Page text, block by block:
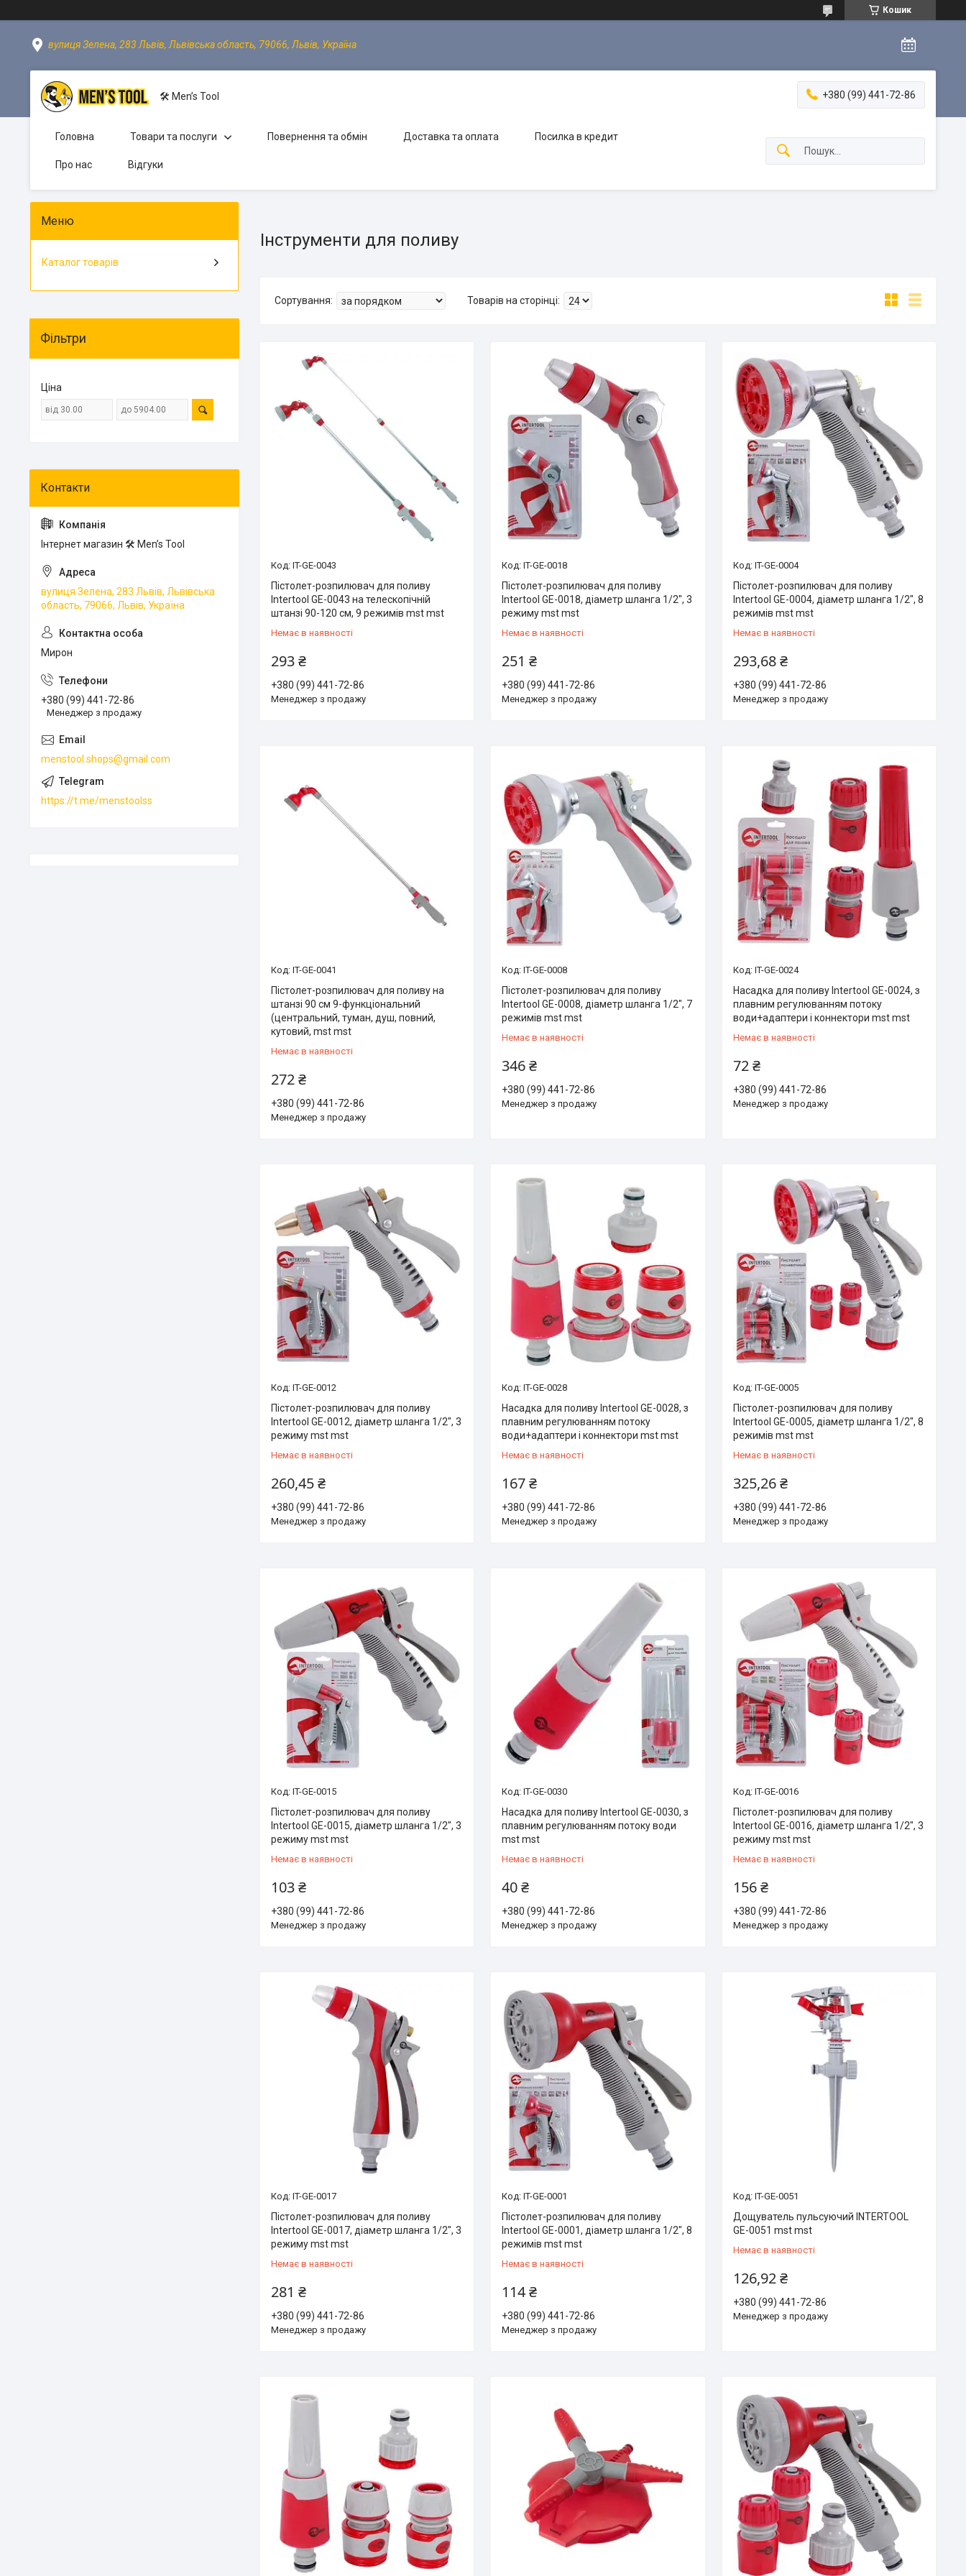
Кошик
вулиця Зелена, 283 Львів, Львівська область, 79066, Львів, Україна
🛠 Men’s Tool +380 (99) 441-72-86
Головна Товари та послуги Повернення та обмін Доставка та оплата Посилка в кредит
Про нас Відгуки
Інструменти для поливу
IT-GE-0043
Пістолет-розпилювач для поливу
Intertool GE-0043 на телескопічній
штанзі 90-120 см, 9 режимів mst mst
Немає в наявності
293 ₴
+380 (99) 441-72-86
Менеджер з продажу
IT-GE-0018
Пістолет-розпилювач для поливу
Intertool GE-0018, діаметр шланга 1/2", 3
режиму mst mst
Немає в наявності
251 ₴
+380 (99) 441-72-86
Менеджер з продажу
IT-GE-0004
Пістолет-розпилювач для поливу
Intertool GE-0004, діаметр шланга 1/2", 8
режимів mst mst
Немає в наявності
293,68 ₴
+380 (99) 441-72-86
Менеджер з продажу
IT-GE-0041
Пістолет-розпилювач для поливу на
штанзі 90 см 9-функціональний
(центральний, туман, душ, повний,
кутовий, mst mst
Немає в наявності
272 ₴
+380 (99) 441-72-86
Менеджер з продажу
IT-GE-0008
Пістолет-розпилювач для поливу
Intertool GE-0008, діаметр шланга 1/2", 7
режимів mst mst
Немає в наявності
346 ₴
+380 (99) 441-72-86
Менеджер з продажу
IT-GE-0024
Насадка для поливу Intertool GE-0024, з
плавним регулюванням потоку
води+адаптери і коннектори mst mst
Немає в наявності
72 ₴
+380 (99) 441-72-86
Менеджер з продажу
IT-GE-0012
Пістолет-розпилювач для поливу
Intertool GE-0012, діаметр шланга 1/2", 3
режиму mst mst
Немає в наявності
260,45 ₴
+380 (99) 441-72-86
Менеджер з продажу
IT-GE-0028
Насадка для поливу Intertool GE-0028, з
плавним регулюванням потоку
води+адаптери і коннектори mst mst
Немає в наявності
167 ₴
+380 (99) 441-72-86
Менеджер з продажу
IT-GE-0005
Пістолет-розпилювач для поливу
Intertool GE-0005, діаметр шланга 1/2", 8
режимів mst mst
Немає в наявності
325,26 ₴
+380 (99) 441-72-86
Менеджер з продажу
IT-GE-0015
Пістолет-розпилювач для поливу
Intertool GE-0015, діаметр шланга 1/2", 3
режиму mst mst
Немає в наявності
103 ₴
+380 (99) 441-72-86
Менеджер з продажу
IT-GE-0030
Насадка для поливу Intertool GE-0030, з
плавним регулюванням потоку води
mst mst
Немає в наявності
40 ₴
+380 (99) 441-72-86
Менеджер з продажу
IT-GE-0016
Пістолет-розпилювач для поливу
Intertool GE-0016, діаметр шланга 1/2", 3
режиму mst mst
Немає в наявності
156 ₴
+380 (99) 441-72-86
Менеджер з продажу
IT-GE-0017
Пістолет-розпилювач для поливу
Intertool GE-0017, діаметр шланга 1/2", 3
режиму mst mst
Немає в наявності
281 ₴
+380 (99) 441-72-86
Менеджер з продажу
IT-GE-0001
Пістолет-розпилювач для поливу
Intertool GE-0001, діаметр шланга 1/2", 8
режимів mst mst
Немає в наявності
114 ₴
+380 (99) 441-72-86
Менеджер з продажу
IT-GE-0051
Дощуватель пульсуючий INTERTOOL
GE-0051 mst mst
Немає в наявності
126,92 ₴
+380 (99) 441-72-86
Менеджер з продажу
Каталог товарів
Фільтри
Ціна
Інтернет магазин 🛠 Men’s Tool
вулиця Зелена, 283 Львів, Львівська
область, 79066, Львів, Україна
Мирон
+380 (99) 441-72-86
Менеджер з продажу
menstool.shops@gmail.com
https://t.me/menstoolss